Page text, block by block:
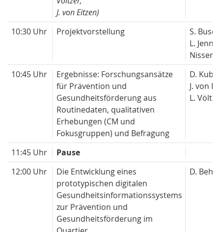
J. von Eitzen)
10:30 Uhr
Projektvorstellung
S. Busch
L.
Nissen
10:45 Uhr
Ergebnisse: Forschungsansätze
für Prävention und
Gesundheitsförderung aus
Routinedaten, qualitativen
Erhebungen (CM und
Fokusgruppen) und Befragung
D.
J. von
L.
11:45 Uhr
Pause
12:00 Uhr
Die Entwicklung eines
prototypischen digitalen
Gesundheitsinformationssystems
zur Prävention und
Gesundheitsförderung im
D.